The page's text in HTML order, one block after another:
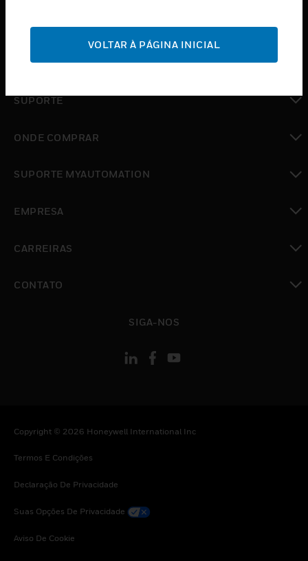
SERVIÇOS
INDUSTRIAS
SUPORTE
ONDE COMPRAR
SUPORTE MYAUTOMATION
EMPRESA
CARREIRAS
CONTATO
SIGA-NOS
Copyright © 2026 Honeywell International Inc
Termos E Condições
Declaração De Privacidade
Suas Opções De Privacidade
Aviso De Cookie
VOLTAR À PÁGINA INICIAL